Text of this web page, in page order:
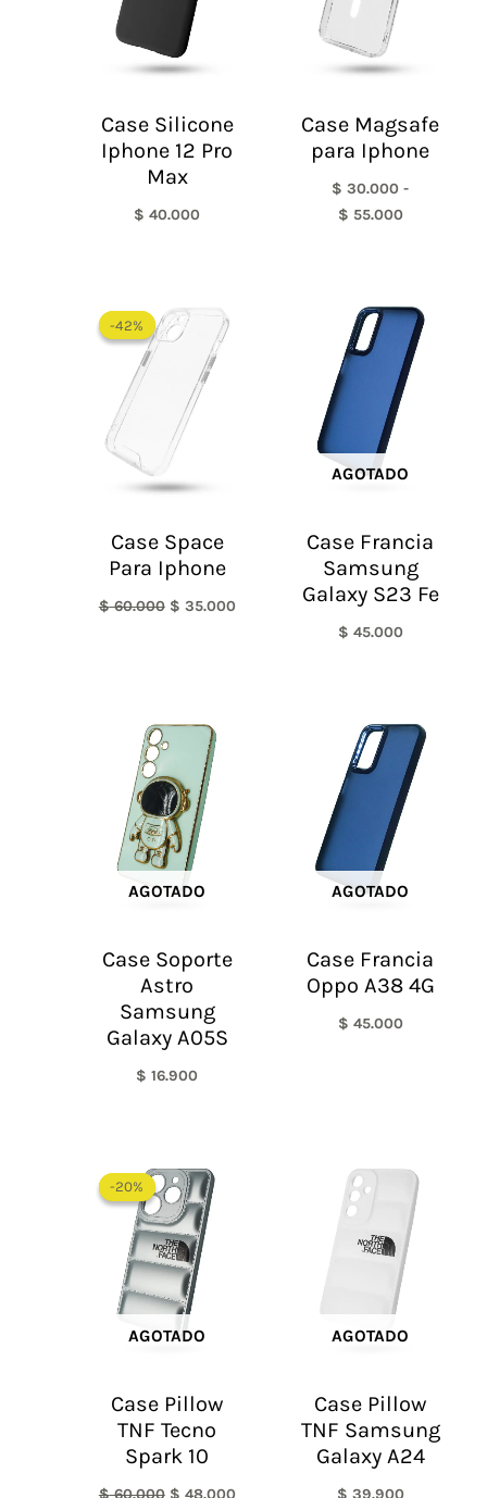
Case Silicone
Iphone 12 Pro
Max
$ 40.000
Case Magsafe
para Iphone
$ 30.000 -
$ 55.000
-42%
-42%
Case Space
Para Iphone
$60.000
precio
original
$ 60.000.
$ 35.000
AGOTADO
Case Francia
Samsung
Galaxy S23 Fe
$ 45.000
AGOTADO
Case Soporte
Astro
Samsung
Galaxy A05S
$ 16.900
AGOTADO
Case Francia
Oppo A38 4G
$ 45.000
-20%
AGOTADO
-20%
Case Pillow
TNF Tecno
Spark 10
$60.000
precio
original
era:
$ 60.000.
$ 48.000
AGOTADO
Case Pillow
TNF Samsung
Galaxy A24
$ 39.900